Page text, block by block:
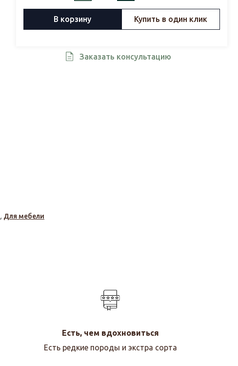
В корзину Купить в один клик
Заказать консультацию
, Для мебели
Есть, чем вдохновиться
Есть редкие породы и экстра сорта